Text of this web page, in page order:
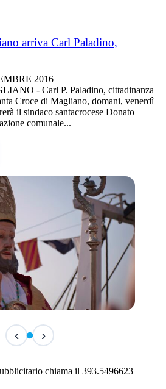
arriva Carl Paladino,
2016
- Carl P. Paladino, cittadinanza
Croce di Magliano, domani, venerdì
il sindaco santacrocese Donato
comunale...
delle feste
‹ ›
chiama il 393.5496623